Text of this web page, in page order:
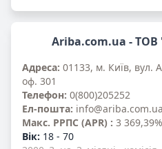
Ariba.com.ua -
Адреса: 01133, м. Київ, вул.
оф. 301
Телефон: 0(800)205252
Ел-пошта: info@ariba.com.ua
Mакс. PPПС (APR) : 3 369,39%
Вік: 18 - 70